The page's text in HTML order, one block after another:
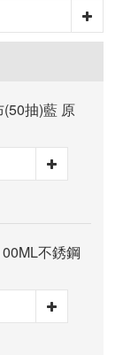
抽)藍 原
不銹鋼